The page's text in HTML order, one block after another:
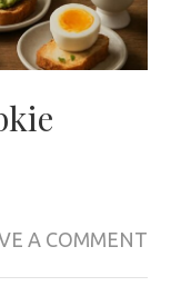
A COMMENT